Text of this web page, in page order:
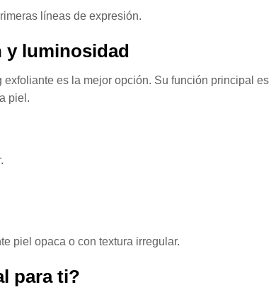
líneas de expresión.
y luminosidad
es la mejor opción. Su función principal es
piel.
piel opaca o con textura irregular.
para ti?